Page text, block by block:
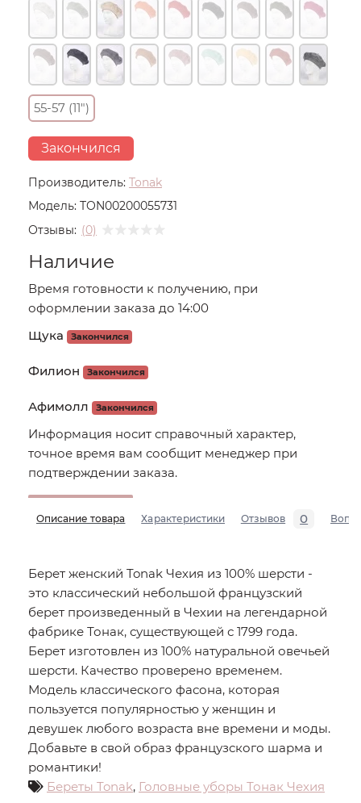
Производитель: Tonak
Модель: TON00200055731
Отзывы: (0)
55-57 (11")
Закончился
Наличие
Время готовности к получению, при
оформлении заказа до 14:00
Щука
Закончился
Филион Закончился
Афимолл Закончился
Информация носит справочный характер,
точное время вам сообщит менеджер при
подтверждении заказа.
Описание товара Характеристики Отзывов 0
Берет женский Tonak Чехия из 100% шерсти -
это классический небольшой французский
берет произведенный в Чехии на легендарной
фабрике Тонак, существующей с 1799 года.
Берет изготовлен из 100% натуральной овечьей
шерсти. Качество проверено временем.
Модель классического фасона, которая
пользуется популярностью у женщин и
девушек любого возраста вне времени и моды.
Добавьте в свой образ французского шарма и
романтики!
Береты Tonak, Головные уборы Тонак Чехия